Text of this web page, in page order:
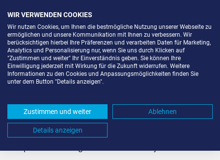
Lagerraum mieten im
Rheinland-Pfalz bei
Extraraum
WIR VERWENDEN COOKIES
Wir nutzen Cookies, um Ihnen die bestmögliche Nutzung unserer Webseite zu
ermöglichen und unsere Kommunikation mit Ihnen zu verbessern. Wir
berücksichtigen hierbei Ihre Präferenzen und verarbeiten Daten für Marketing,
Analytics und Personalisierung nur, wenn Sie uns durch Klicken auf
"Zustimmen und weiter" Ihr Einverständnis geben. Sie können Ihre
Einwilligung jederzeit mit Wirkung für die Zukunft widerrufen. Weitere
Informationen zu den Cookies und Anpassungsmöglichkeiten finden Sie
unter dem Button "Details anzeigen".
Zustimmen und weiter Ablehnen
Details anzeigen